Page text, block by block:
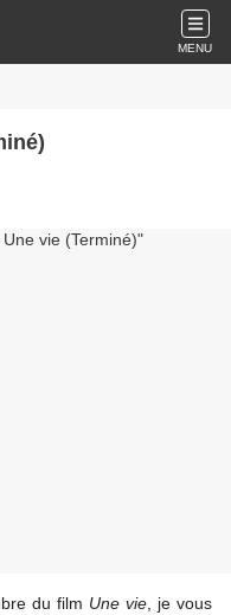
MENU
du film Une vie, je vous